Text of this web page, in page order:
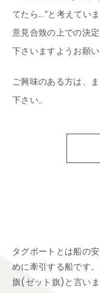
てたら...”と考えていま
意見合致の上での決
下さいますようお願い
ご興味のある方は、
下さい。
タグボートとは船の
めに牽引する船です
旗(ゼット旗)と言いま